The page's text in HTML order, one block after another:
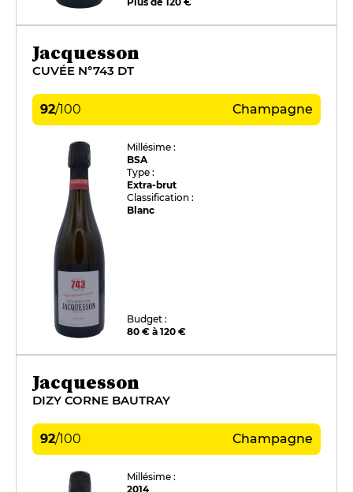
Jacquesson
CUVÉE N°743 DT
92/100 Champagne
Millésime :
BSA
Type :
Extra-brut
Classification :
Blanc
Budget :
80 € à 120 €
Jacquesson
DIZY CORNE BAUTRAY
92/100 Champagne
Millésime :
2014